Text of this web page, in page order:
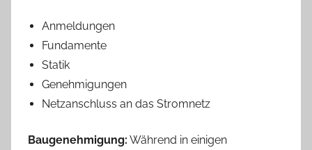
Anmeldungen
Fundamente
Statik
Genehmigungen
Netzanschluss an das Stromnetz
Baugenehmigung: Während in einigen